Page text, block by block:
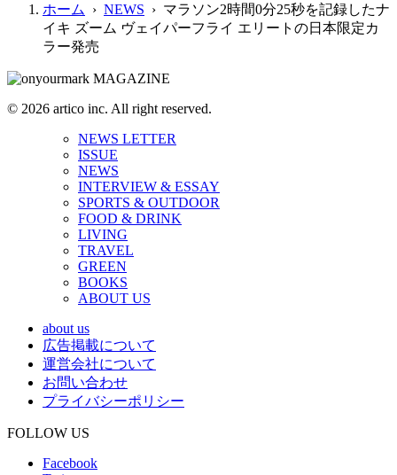
ホーム › NEWS › マラソン2時間0分25秒を記録したナ
イキ ズーム ヴェイパーフライ エリートの日本限定カ
ラー発売
© 2026 artico inc. All right reserved.
NEWS LETTER
ISSUE
NEWS
INTERVIEW & ESSAY
SPORTS & OUTDOOR
FOOD & DRINK
LIVING
TRAVEL
GREEN
BOOKS
ABOUT US
about us
広告掲載について
運営会社について
お問い合わせ
プライバシーポリシー
FOLLOW US
Facebook